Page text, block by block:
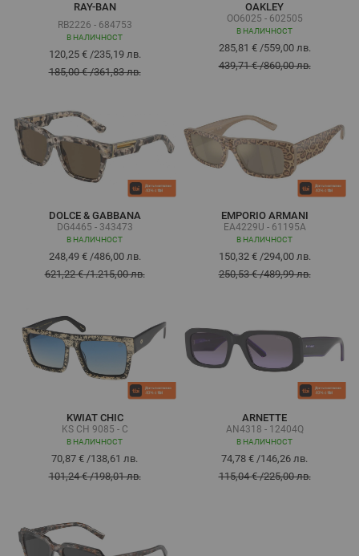
RAY-BAN
RB2226 - 684753
В НАЛИЧНОСТ
120,25 €/235,19 лв.
185,00 €/361,83 лв.
OAKLEY
OO6025 - 602505
В НАЛИЧНОСТ
285,81 €/559,00 лв.
439,71 €/860,00 лв.
DOLCE & GABBANA
DG4465 - 343473
В НАЛИЧНОСТ
248,49 €/486,00 лв.
621,22 €/1.215,00 лв.
EMPORIO ARMANI
EA4229U - 61195A
В НАЛИЧНОСТ
150,32 €/294,00 лв.
250,53 €/489,99 лв.
KWIAT CHIC
KS CH 9085 - C
В НАЛИЧНОСТ
70,87 € /138,61 лв.
101,24 €/198,01 лв.
ARNETTE
AN4318 - 12404Q
В НАЛИЧНОСТ
74,78 € /146,26 лв.
115,04 €/225,00 лв.